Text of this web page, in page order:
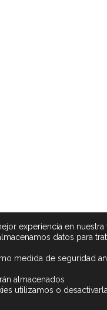
experiencia en nuestra
datos para
medida de seguridad
almacenados
utilizamos o